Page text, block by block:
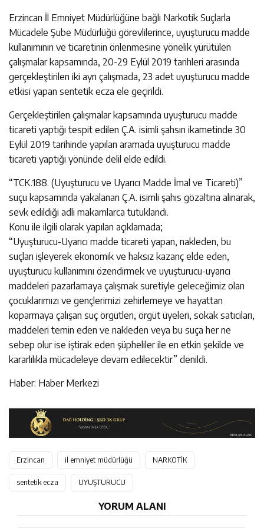
Erzincan İl Emniyet Müdürlüğüne bağlı Narkotik Suçlarla
Mücadele Şube Müdürlüğü görevlilerince, uyuşturucu madde
kullanımının ve ticaretinin önlenmesine yönelik yürütülen
çalışmalar kapsamında, 20-29 Eylül 2019 tarihleri arasında
gerçekleştirilen iki ayrı çalışmada, 23 adet uyuşturucu madde
etkisi yapan sentetik ecza ele geçirildi.
Gerçekleştirilen çalışmalar kapsamında uyuşturucu madde
ticareti yaptığı tespit edilen Ç.A. isimli şahsın ikametinde 30
Eylül 2019 tarihinde yapılan aramada uyuşturucu madde
ticareti yaptığı yönünde delil elde edildi.
“TCK.188. (Uyuşturucu ve Uyarıcı Madde İmal ve Ticareti)”
suçu kapsamında yakalanan Ç.A. isimli şahıs gözaltına alınarak,
sevk edildiği adli makamlarca tutuklandı.
Konu ile ilgili olarak yapılan açıklamada;
“Uyuşturucu-Uyarıcı madde ticareti yapan, nakleden, bu
suçları işleyerek ekonomik ve haksız kazanç elde eden,
uyuşturucu kullanımını özendirmek ve uyuşturucu-uyarıcı
maddeleri pazarlamaya çalışmak suretiyle geleceğimiz olan
çocuklarımızı ve gençlerimizi zehirlemeye ve hayattan
koparmaya çalışan suç örgütleri, örgüt üyeleri, sokak satıcıları,
maddeleri temin eden ve nakleden veya bu suça her ne
sebep olur ise iştirak eden şüpheliler ile en etkin şekilde ve
kararlılıkla mücadeleye devam edilecektir” denildi.
Haber: Haber Merkezi
Erzincan il emniyet müdürlüğü NARKOTİK
sentetik ecza UYUŞTURUCU
YORUM ALANI